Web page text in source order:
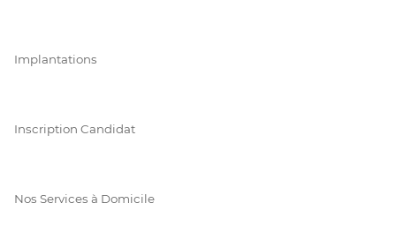
Implantations
Inscription Candidat
Nos Services à Domicile